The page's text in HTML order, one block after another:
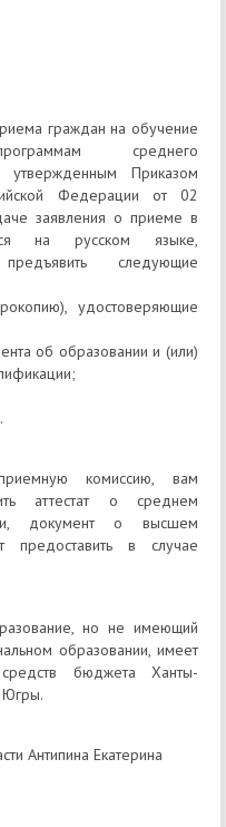
граждан на обучение
среднего
утвержденным Приказом
Федерации от 02
заявления о приеме в
на русском языке,
следующие
удостоверяющие
об образовании и (или)
комиссию, вам
аттестат о среднем
документ о высшем
предоставить в случае
но не имеющий
образовании, имеет
бюджета Ханты-
Югры.
Антипина Екатерина